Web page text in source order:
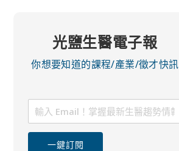
光鹽生醫電子報
你想要知道的課程/產業/徵才快訊
一鍵訂閱